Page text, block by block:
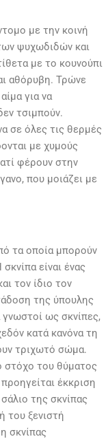
με την κοινή
ψυχωδιδών και
με το κουνούπι
αθόρυβη. Τρώνε
για να
τσιμπούν.
σε όλες τις θερμές
με χυμούς
φέρουν στην
που μοιάζει με
τα οποία μπορούν
είναι ένας
τον ίδιο τον
της ύπουλης
ως σκνίπες,
κατά κανόνα τη
τριχωτό σώμα.
στόχο του θύματος
έκκριση
της σκνίπας
του ξενιστή
σκνίπας